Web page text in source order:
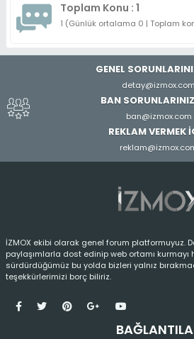
Toplam Konu : 1
1 (Günlük ortalama 0 | Toplam
GENEL
detay@izmox.com
BAN
ban@izmox.com
REKLAM VERMEK
İZMOX ekibi olarak genel forum platformuyuz.
paylaşımlarla dost edinip web ortamı
sürdürdüğümüz bu yolda bizleri yalnız
teşekkürlerimizi borç biliriz.